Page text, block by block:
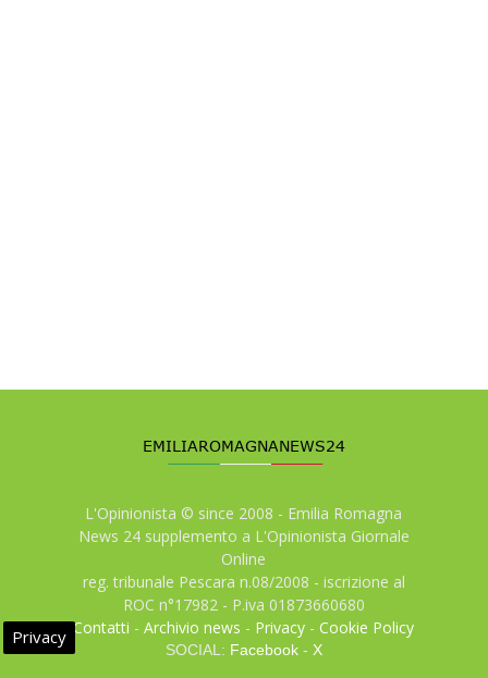
L'Opinionista © since 2008 - Emilia Romagna
News 24 supplemento a L'Opinionista Giornale
Online
reg. tribunale Pescara n.08/2008 - iscrizione al
ROC n°17982 - P.iva 01873660680
Contatti -Archivio news - Privacy -Cookie Policy
SOCIAL: Facebook- X
Privacy